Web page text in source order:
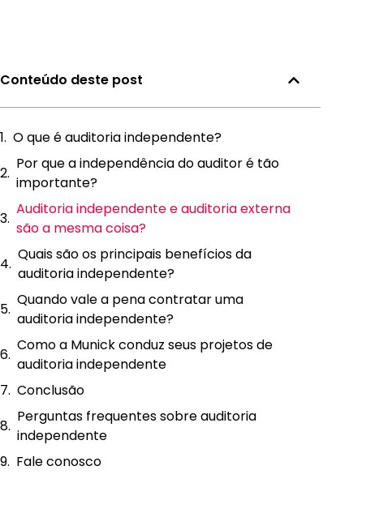
Conteúdo deste post
O que é auditoria independente?
Por que a independência do auditor é tão
importante?
Auditoria independente e auditoria externa
são a mesma coisa?
Quais são os principais benefícios da
auditoria independente?
Quando vale a pena contratar uma
auditoria independente?
Como a Munick conduz seus projetos de
auditoria independente
Conclusão
Perguntas frequentes sobre auditoria
independente
Fale conosco